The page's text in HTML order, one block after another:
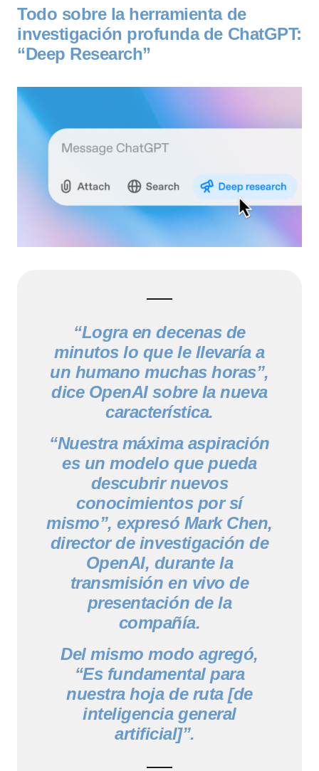
Todo sobre la herramienta de
investigación profunda de ChatGPT:
“Deep Research”
“Logra en decenas de
minutos lo que le llevaría a
un humano muchas horas”,
dice OpenAI sobre la nueva
característica.
“Nuestra máxima aspiración
es un modelo que pueda
descubrir nuevos
conocimientos por sí
mismo”, expresó Mark Chen,
director de investigación de
OpenAI, durante la
transmisión en vivo de
presentación de la
compañía.
Del mismo modo agregó,
“Es fundamental para
nuestra hoja de ruta [de
inteligencia general
artificial]”.